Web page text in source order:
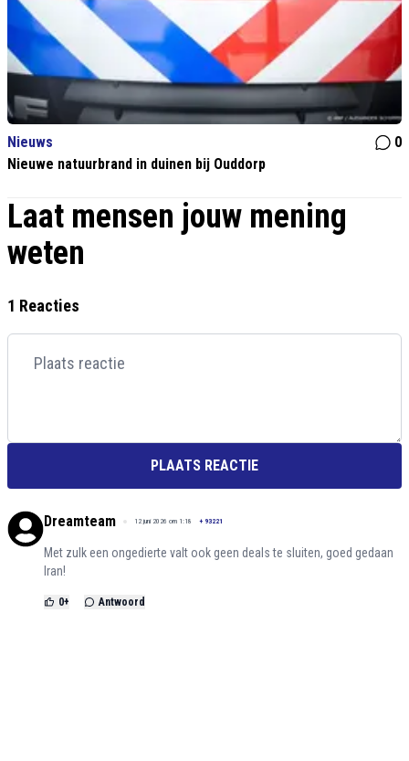
Nieuws
0
Nieuwe natuurbrand in duinen bij Ouddorp
Laat mensen jouw mening
weten
1 Reacties
PLAATS REACTIE
Dreamteam 12 juni 2026 om 1:18 + 93221
Met zulk een ongedierte valt ook geen deals te sluiten, goed gedaan
Iran!
0+ Antwoord